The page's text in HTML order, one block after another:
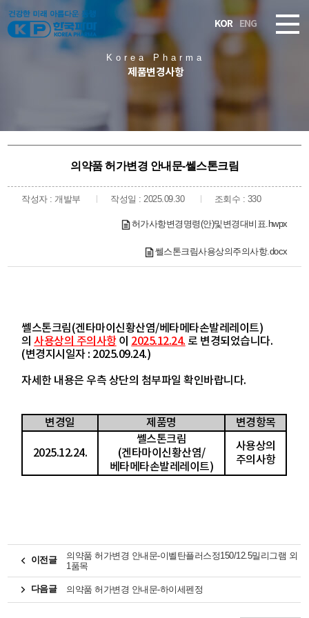
KOR ENG
Korea Pharma
제품변경사항
의약품 허가변경 안내문-쎌스톤크림
작성자 : 개발부 작성일 : 2025.09.30 조회수 : 330
허가사항변경명령(안)및변경대비표.hwpx
쎌스톤크림사용상의주의사항.docx
쎌스톤크림(겐타마이신황산염/베타메타손발레레이트)
의사용상의 주의사항 이 2025.12.24. 로 변경되었습니다.
(변경지시일자 : 2025.09.24.)
자세한 내용은 우측 상단의 첨부파일 확인바랍니다.
변경일 제품명 변경항목
2025.12.24.
쎌스톤크림
(겐타마이신황산염/
베타메타손발레레이트)
사용상의
주의사항
이전글
의약품 허가변경 안내문-이벨탄플러스정150/12.5밀리그램 외
1품목
다음글 의약품 허가변경 안내문-하이세펜정